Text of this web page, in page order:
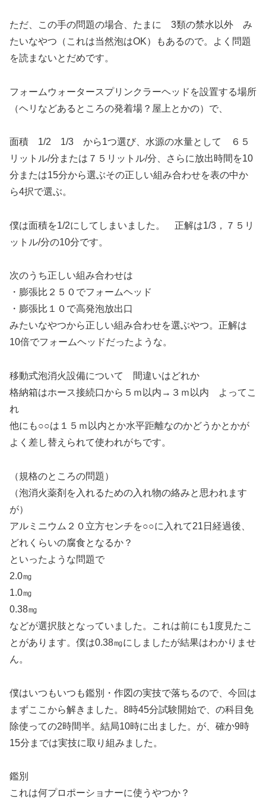
ただ、この手の問題の場合、たまに 3類の禁水以外 み
たいなやつ（これは当然泡はOK）もあるので。よく問題
を読まないとだめです。
フォームウォータースプリンクラーヘッドを設置する場所
（ヘリなどあるところの発着場？屋上とかの）で、
面積 1/2 1/3 から1つ選び、水源の水量として ６５
リットル/分または７５リットル/分、さらに放出時間を10
分または15分から選ぶその正しい組み合わせを表の中か
ら4択で選ぶ。
僕は面積を1/2にしてしまいました。 正解は1/3，７５リ
ットル/分の10分です。
次のうち正しい組み合わせは
・膨張比２５０でフォームヘッド
・膨張比１０で高発泡放出口
みたいなやつから正しい組み合わせを選ぶやつ。正解は
10倍でフォームヘッドだったような。
移動式泡消火設備について 間違いはどれか
格納箱はホース接続口から５ｍ以内→３ｍ以内 よってこ
れ
他にも○○は１５ｍ以内とか水平距離なのかどうかとかが
よく差し替えられて使われがちです。
（規格のところの問題）
（泡消火薬剤を入れるための入れ物の絡みと思われます
が）
アルミニウム２０立方センチを○○に入れて21日経過後、
どれくらいの腐食となるか？
といったような問題で
2.0㎎
1.0㎎
0.38㎎
などが選択肢となっていました。これは前にも1度見たこ
とがあります。僕は0.38㎎にしましたが結果はわかりませ
ん。
僕はいつもいつも鑑別・作図の実技で落ちるので、今回は
まずここから解きました。8時45分試験開始で、の科目免
除使っての2時間半。結局10時に出ました。が、確か9時
15分までは実技に取り組みました。
鑑別
これは何プロポーショナーに使うやつか？